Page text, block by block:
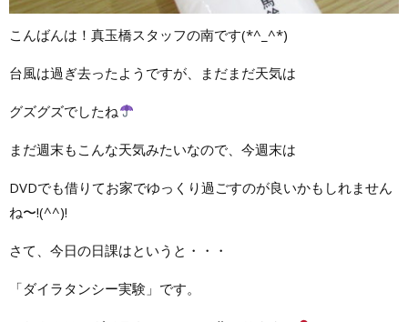
こんばんは！真玉橋スタッフの南です(*^_^*)
台風は過ぎ去ったようですが、まだまだ天気は
グズグズでしたね
まだ週末もこんな天気みたいなので、今週末は
DVDでも借りてお家でゆっくり過ごすのが良いかもしれません
ね〜!(^^)!
さて、今日の日課はというと・・・
「ダイラタンシー実験」です。